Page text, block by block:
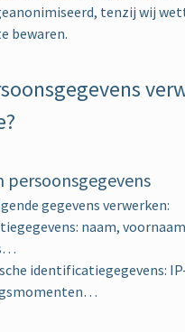
tenzij wij
bewaren.
persoonsgegevens
gegevens verwerken:
naam,
identificatiegegevens: